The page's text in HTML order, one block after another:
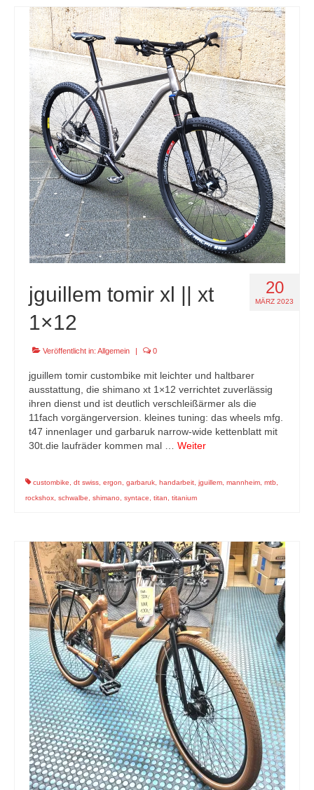
20
MÄRZ 2023
jguillem tomir xl || xt
1×12
Veröffentlicht in: Allgemein | 0
jguillem tomir custombike mit leichter und haltbarer
ausstattung, die shimano xt 1×12 verrichtet zuverlässig
ihren dienst und ist deutlich verschleißärmer als die
11fach vorgängerversion. kleines tuning: das wheels mfg.
t47 innenlager und garbaruk narrow-wide kettenblatt mit
30t.die laufräder kommen mal … Weiter
custombike dt swiss ergon garbaruk handarbeit jguillem mannheim mtb
rockshox schwalbe shimano syntace titan titanium